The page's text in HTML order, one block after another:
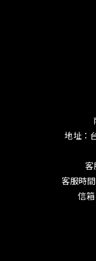
地址：
客
客服時
信